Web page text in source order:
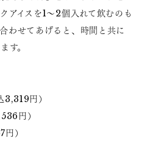
アイスを1～2個入れて飲むのも
わせてあげると、時間と共に
す。
円）
円）
）